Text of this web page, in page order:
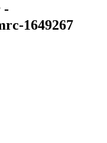
-
1649267